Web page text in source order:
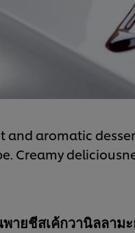
and aromatic
Creamy
ายชีสเค้กวานิลลาม